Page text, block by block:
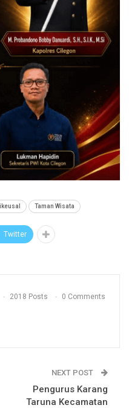
Taman Wisata
Twitter
2018 Posts 0 Comments
NEXT POST
Pengurus Karang
Taruna Kecamatan